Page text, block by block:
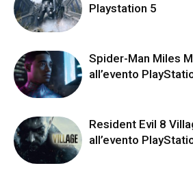
Playstation 5
Spider-Man Miles
all’evento
Resident Evil 8
all’evento